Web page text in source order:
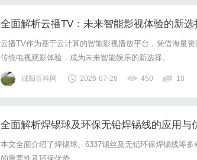
全面解析云播TV：未来智能影视体验的新选
云播TV作为基于云计算的智能影视播放平台，凭借海量
传统电视观影体验，成为未来智能娱乐的新选择。
城阳百科网 2026-07-28 450 10
全面解析焊锡球及环保无铅焊锡线的应用与
本文全面介绍了焊锡球、6337锡丝及无铅环保焊锡线等